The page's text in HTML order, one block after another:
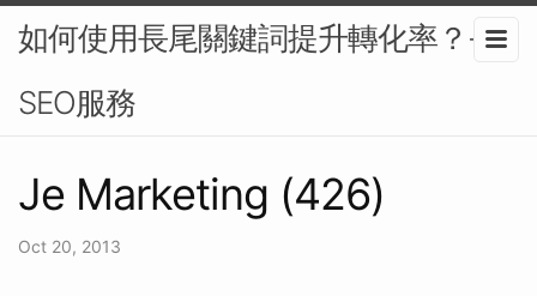
如何使用長尾關鍵詞提升轉化率？-
SEO服務
Je Marketing (426)
Oct 20, 2013